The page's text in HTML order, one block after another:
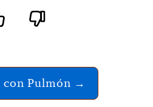
con Pulmón →